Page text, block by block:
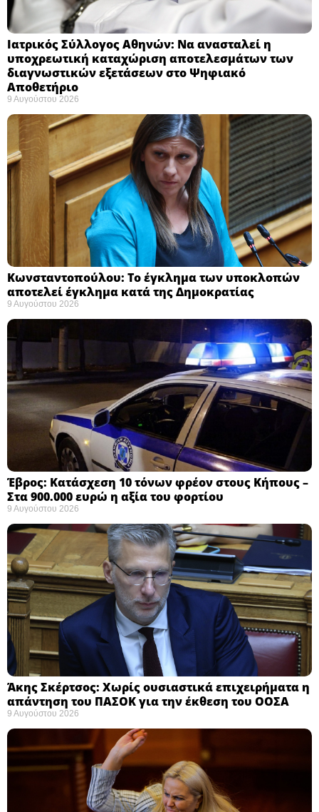
Ιατρικός Σύλλογος Αθηνών: Να ανασταλεί η
υποχρεωτική καταχώριση αποτελεσμάτων των
διαγνωστικών εξετάσεων στο Ψηφιακό
Αποθετήριο ​
9 Αυγούστου 2026
Κωνσταντοπούλου: Το έγκλημα των υποκλοπών
αποτελεί έγκλημα κατά της Δημοκρατίας ​
9 Αυγούστου 2026
Έβρος: Κατάσχεση 10 τόνων φρέον στους Κήπους –
Στα 900.000 ευρώ η αξία του φορτίου ​
9 Αυγούστου 2026
Άκης Σκέρτσος: Χωρίς ουσιαστικά επιχειρήματα η
απάντηση του ΠΑΣΟΚ για την έκθεση του ΟΟΣΑ ​
9 Αυγούστου 2026